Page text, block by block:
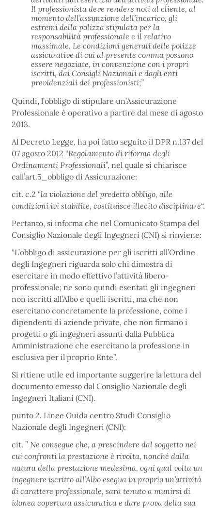
Il professionista deve rendere noti al cliente, al
momento dell’assunzione dell’incarico, gli
estremi della polizza stipulata per la
responsabilità professionale e il relativo
massimale. Le condizioni generali delle polizze
assicurative di cui al presente comma possono
essere negoziate, in convenzione con i propri
iscritti, dai Consigli Nazionali e dagli enti
previdenziali dei professionisti;”
Quindi, l’obbligo di stipulare un’Assicurazione
Professionale è operativo a partire dal mese di agosto
2013.
Al Decreto Legge, ha poi fatto seguito il DPR n.137 del
07 agosto 2012 “Regolamento di riforma degli
Ordinamenti Professionali”, nel quale si chiarisce
call’art.5_obbligo di Assicurazione:
cit. c.2 “la violazione del predetto obbligo, alle
condizioni ivi stabilite, costituisce illecito disciplinare“.
Pertanto, si informa che nel Comunicato Stampa del
Consiglio Nazionale degli Ingegneri (CNI) si rinviene:
“L’obbligo di assicurazione per gli iscritti all’Ordine
degli Ingegneri riguarda solo chi dimostra di
esercitare in modo effettivo l’attività libero-
professionale; ne sono quindi esentati gli ingegneri
non iscritti all’Albo e quelli iscritti, ma che non
esercitano concretamente la professione, come i
dipendenti di aziende private, che non firmano i
progetti o gli ingegneri assunti dalla Pubblica
Amministrazione che esercitano la professione in
esclusiva per il proprio Ente”.
Si ritiene utile ed importante suggerire la lettura del
documento emesso dal Consiglio Nazionale degli
Ingegneri Italiani (CNI).
punto 2. Linee Guida centro Studi Consiglio
Nazionale degli Ingegneri (CNI):
cit. ” Ne consegue che, a prescindere dal soggetto nei
cui confronti la prestazione è rivolta, nonché dalla
natura della prestazione medesima, ogni qual volta un
ingegnere iscritto all’Albo esegua in proprio un’attività
di carattere professionale, sarà tenuto a munirsi di
idonea copertura assicurativa e dare prova della sua